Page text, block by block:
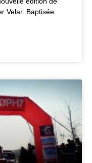
Velar. Baptisée